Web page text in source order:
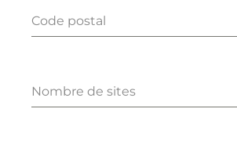
Code postal
Nombre de sites